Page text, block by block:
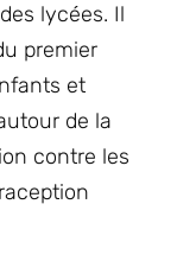
lycées. Il
premier
et
de la
contre les